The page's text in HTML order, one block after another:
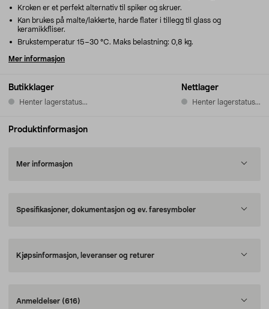
Butikklager
Henter lagerstatus...
Nettlager
Henter lagerstatus...
Kroken er et perfekt alternativ til spiker og skruer.
Kan brukes på malte/lakkerte, harde flater i tillegg til glass og
keramikkfliser.
Brukstemperatur 15–30 °C. Maks belastning: 0,8 kg.
Mer informasjon
Produktinformasjon
Mer informasjon
Spesifikasjoner, dokumentasjon og ev. faresymboler
Kjøpsinformasjon, leveranser og returer
Anmeldelser (616)